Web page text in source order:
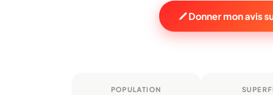
Donner mon avis
POPULATION